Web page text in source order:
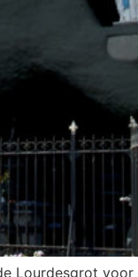
Lourdesgrot